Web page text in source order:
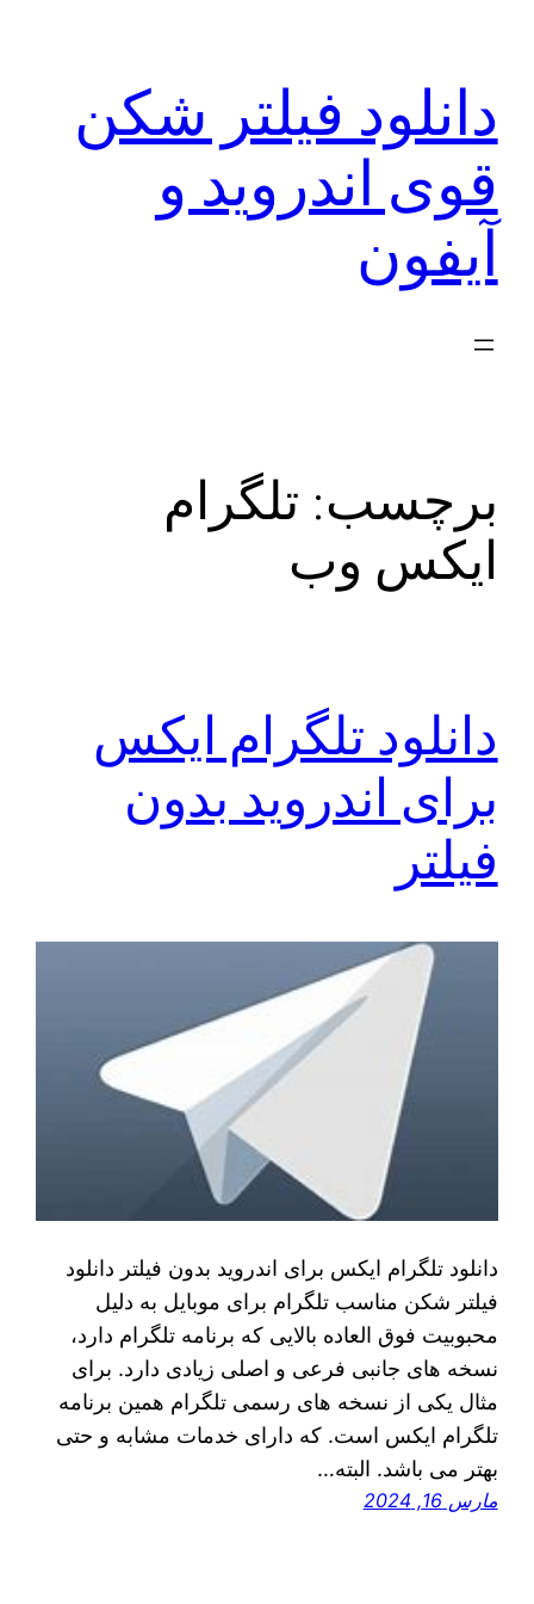
دانلود فیلتر شکن
قوی اندروید و
آیفون
برچسب: تلگرام
ایکس وب
دانلود تلگرام ایکس
برای اندروید بدون
فیلتر
دانلود تلگرام ایکس برای اندروید بدون فیلتر دانلود
فیلتر شکن مناسب تلگرام برای موبایل به دلیل
محبوبیت فوق العاده بالایی که برنامه تلگرام دارد،
نسخه ‌های جانبی فرعی و اصلی زیادی دارد. برای
مثال یکی از نسخه ‌های رسمی تلگرام همین برنامه
تلگرام ایکس است. که دارای خدمات مشابه و حتی
بهتر می‌ باشد. البته…
مارس 16, 2024